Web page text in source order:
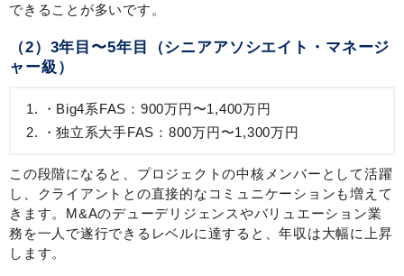
できることが多いです。
（2）3年目〜5年目（シニアアソシエイト・マネージ
ャー級）
Big4系FAS：900万円〜1,400万円
独立系大手FAS：800万円〜1,300万円
この段階になると、プロジェクトの中核メンバーとして活躍
し、クライアントとの直接的なコミュニケーションも増えて
きます。M&Aのデューデリジェンスやバリュエーション業
務を一人で遂行できるレベルに達すると、年収は大幅に上昇
します。